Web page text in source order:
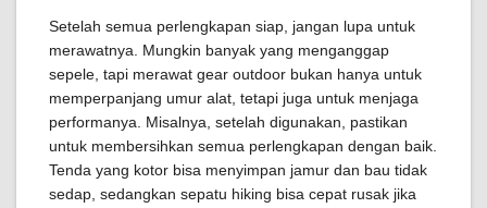
Setelah semua perlengkapan siap, jangan lupa untuk
merawatnya. Mungkin banyak yang menganggap
sepele, tapi merawat gear outdoor bukan hanya untuk
memperpanjang umur alat, tetapi juga untuk menjaga
performanya. Misalnya, setelah digunakan, pastikan
untuk membersihkan semua perlengkapan dengan baik.
Tenda yang kotor bisa menyimpan jamur dan bau tidak
sedap, sedangkan sepatu hiking bisa cepat rusak jika